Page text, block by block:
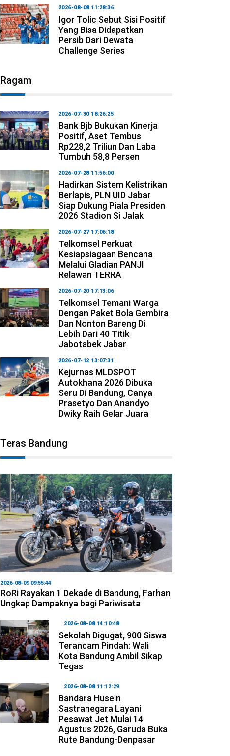
2026-08-08 11:28:36
Igor Tolic Sebut Sisi Positif
Yang Bisa Didapatkan
Persib Dari Dewata
Challenge Series
Ragam
2026-07-30 18:26:25
Bank Bjb Bukukan Kinerja
Positif, Aset Tembus
Rp228,2 Triliun Dan Laba
Tumbuh 58,8 Persen
2026-07-28 11:56:00
Hadirkan Sistem Kelistrikan
Berlapis, PLN UID Jabar
Siap Dukung Piala Presiden
2026 Stadion Si Jalak
2026-07-27 17:06:18
Telkomsel Perkuat
Kesiapsiagaan Bencana
Melalui Gladian PANJI
Relawan TERRA
2026-07-20 17:13:06
Telkomsel Temani Warga
Dengan Paket Bola Gembira
Dan Nonton Bareng Di
Lebih Dari 40 Titik
Jabotabek Jabar
2026-07-12 13:07:31
Kejurnas MLDSPOT
Autokhana 2026 Dibuka
Seru Di Bandung, Canya
Prasetyo Dan Anandyo
Dwiky Raih Gelar Juara
Teras Bandung
2026-08-09 09:55:44
RoRi Rayakan 1 Dekade di Bandung, Farhan
Ungkap Dampaknya bagi Pariwisata
2026-08-08 14:10:48
Sekolah Digugat, 900 Siswa
Terancam Pindah: Wali
Kota Bandung Ambil Sikap
Tegas
2026-08-08 11:12:29
Bandara Husein
Sastranegara Layani
Pesawat Jet Mulai 14
Agustus 2026, Garuda Buka
Rute Bandung-Denpasar